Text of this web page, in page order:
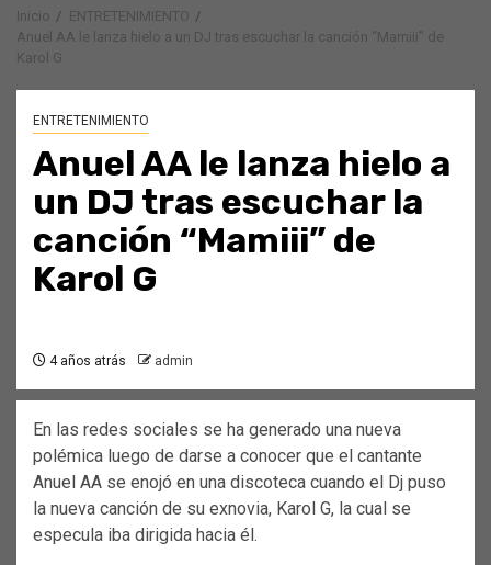
Inicio
ENTRETENIMIENTO
Anuel AA le lanza hielo a un DJ tras escuchar la canción “Mamiii” de
Karol G
ENTRETENIMIENTO
Anuel AA le lanza hielo a
un DJ tras escuchar la
canción “Mamiii” de
Karol G
4 años atrás admin
En las redes sociales se ha generado una nueva
polémica luego de darse a conocer que el cantante
Anuel AA se enojó en una discoteca cuando el Dj puso
la nueva canción de su exnovia, Karol G, la cual se
especula iba dirigida hacia él.